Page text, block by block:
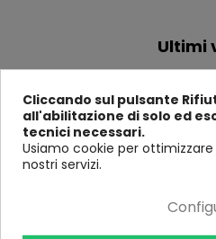
Ultimi
-14% -
Cliccando sul pulsante
all'abilitazione di solo ed
tecnici necessari.
Usiamo cookie per
nostri servizi.